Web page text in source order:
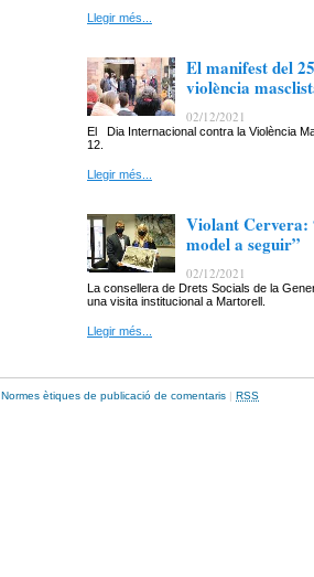
Llegir més...
El manifest del
violència
02/12/2021
El Dia Internacional contra la Violència
12.
Llegir més...
Violant Cervera:
model a seguir”
02/12/2021
La consellera de Drets Socials de la
una visita institucional a Martorell.
Llegir més...
Normes ètiques de publicació de comentaris | RSS